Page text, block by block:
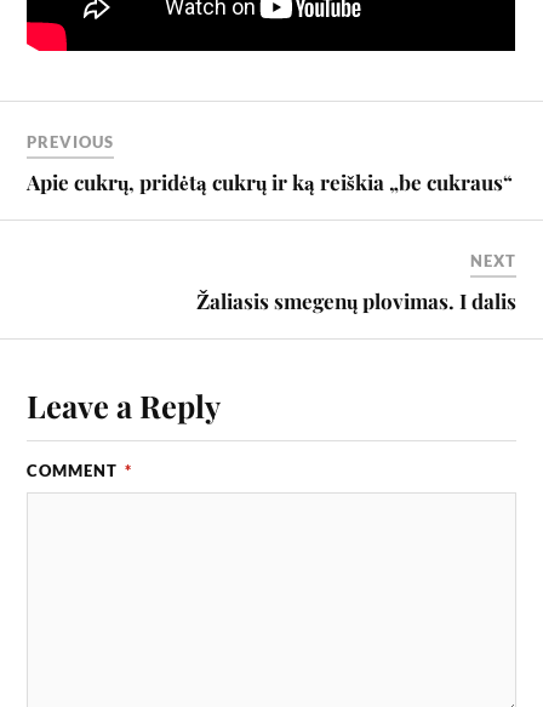
PREVIOUS
Apie cukrų, pridėtą cukrų ir ką reiškia „be cukraus“
NEXT
Žaliasis smegenų plovimas. I dalis
Leave a Reply
COMMENT *